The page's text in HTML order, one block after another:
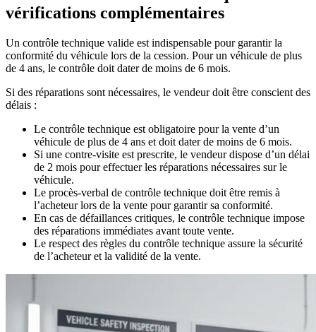
vérifications complémentaires
Un contrôle technique valide est indispensable pour garantir la
conformité du véhicule lors de la cession. Pour un véhicule de plus
de 4 ans, le contrôle doit dater de moins de 6 mois.
Si des réparations sont nécessaires, le vendeur doit être conscient des
délais :
Le contrôle technique est obligatoire pour la vente d’un
véhicule de plus de 4 ans et doit dater de moins de 6 mois.
Si une contre-visite est prescrite, le vendeur dispose d’un délai
de 2 mois pour effectuer les réparations nécessaires sur le
véhicule.
Le procès-verbal de contrôle technique doit être remis à
l’acheteur lors de la vente pour garantir sa conformité.
En cas de défaillances critiques, le contrôle technique impose
des réparations immédiates avant toute vente.
Le respect des règles du contrôle technique assure la sécurité
de l’acheteur et la validité de la vente.